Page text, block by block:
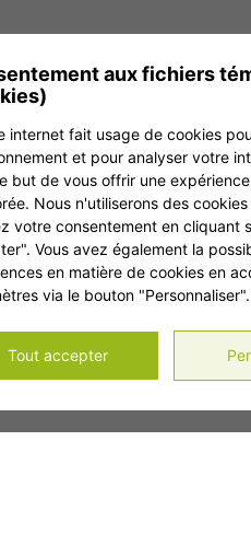
vous à notre infolettre.
aux fichiers
internet fait usage de cookies
et pour analyser votre
but de vous offrir une
Nous n'utiliserons des
votre consentement en cliquant
Vous avez également la
en matière de cookies en
via le bouton "Personnaliser".
Tout accepter